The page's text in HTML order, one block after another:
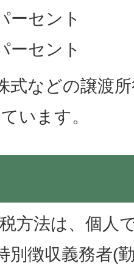
ーセント
ーセント
式などの譲渡
います。
方法は、個人
別徴収義務者(